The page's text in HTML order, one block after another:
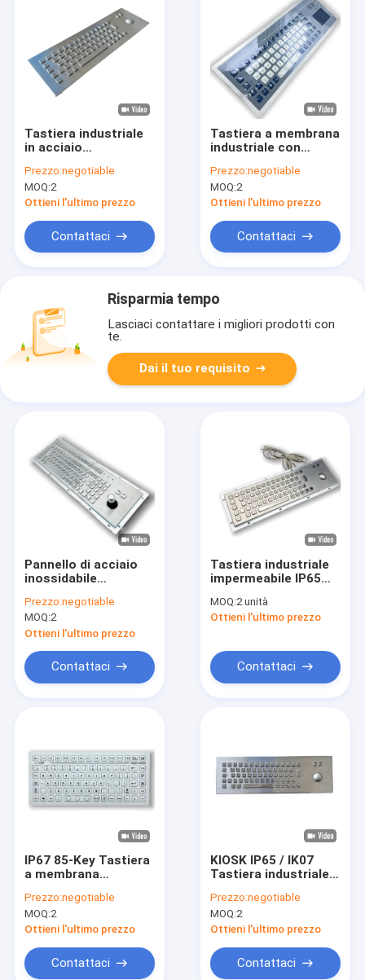
Tastiera industriale
in acciaio
trackball con
estrema tolleranza al
freddo e protezione
Prezzo:negotiable
MOQ:2
Ottieni l'ultimo prezzo
Contattaci
Tastiera a membrana
industriale con
antivandalo,
superficie igienica
senza giunture e
OS
Prezzo:negotiable
MOQ:2
Ottieni l'ultimo prezzo
Contattaci
Risparmia tempo
Lasciaci contattare i migliori prodotti con
te.
Dai il tuo requisito
Pannello di acciaio
inossidabile
montata con joystick
a 8 vie IP65/IK07
sigillata per la
protezione
ambientale
Prezzo:negotiable
MOQ:2
Ottieni l'ultimo prezzo
Contattaci
Tastiera industriale
impermeabile IP65
di vandali IK07
Sensore ottico di
MOQ:2 unità
Ottieni l'ultimo prezzo
Contattaci
IP67 85-Key Tastiera
a membrana
antistatica
impermeabile a prova
di polvere, pannello
Temperatura di
funzionamento -40°C
Prezzo:negotiable
MOQ:2
Ottieni l'ultimo prezzo
Contattaci
KIOSK IP65 / IK07
Tastiera industriale
impermeabile
impermeabile alla
polvere Pannello
-40°C
Prezzo:negotiable
MOQ:2
Ottieni l'ultimo prezzo
Contattaci